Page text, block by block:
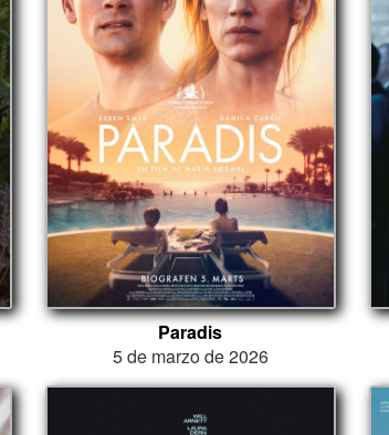
Paradis
5 de marzo de 2026